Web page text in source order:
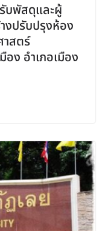
บพัสดุและผู้
งปรับปรุงห้อง
สตร์
อง อำเภอเมือง